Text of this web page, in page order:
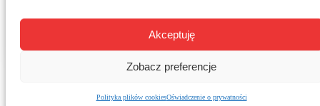
Akceptuję
Zobacz preferencje
Polityka plików cookiesOświadczenie o prywatności
Technologie